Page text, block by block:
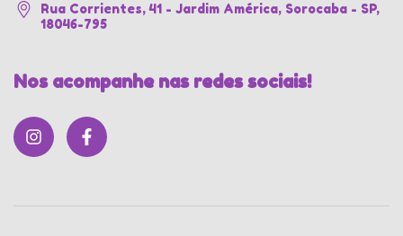
Rua Corrientes, 41 - Jardim América, Sorocaba - SP,
18046-795
Nos acompanhe nas redes sociais!